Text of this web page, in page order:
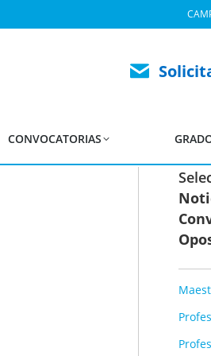
CONVOCATORIAS
de